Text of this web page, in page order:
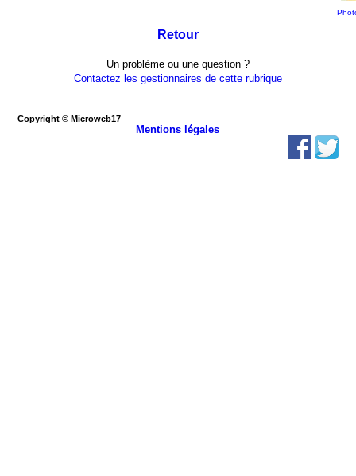
Retour
Un problème ou une question ?
Contactez les gestionnaires de cette rubrique
Copyright © Microweb17
Mentions légales